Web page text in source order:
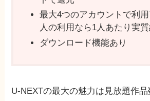
最⼤4つのアカウントで利
⼈の利⽤なら1⼈あたり実質
ダウンロード機能あり
U-NEXTの最大の魅力は見放題作品